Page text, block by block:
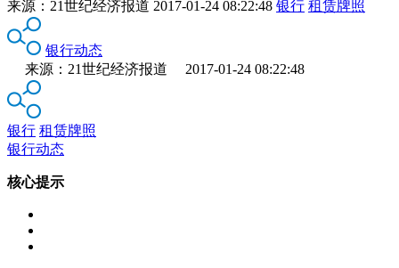
来源： 21世纪经济报道 2017-01-24 08:22:48 银行 租赁牌照
银行动态
来源：21世纪经济报道 2017-01-24 08:22:48
银行 租赁牌照
银行动态
核心提示